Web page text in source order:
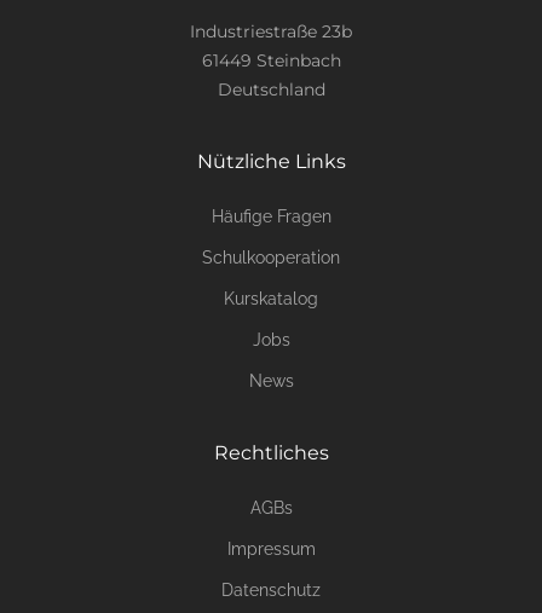
Industriestraße 23b
61449 Steinbach
Deutschland
Nützliche Links
Häufige Fragen
Schulkooperation
Kurskatalog
Jobs
News
Rechtliches
AGBs
Impressum
Datenschutz